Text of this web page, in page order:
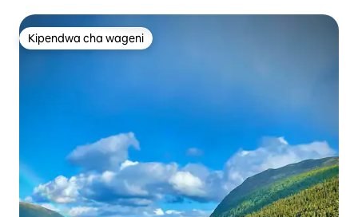
Kipendwa cha wageni
Kipendwa cha wageni